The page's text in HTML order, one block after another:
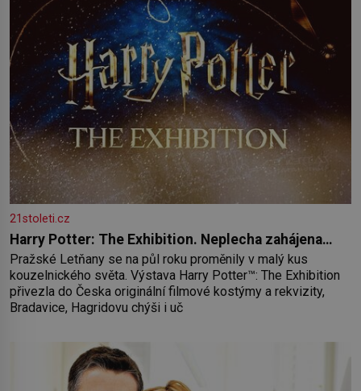
21stoleti.cz
Harry Potter: The Exhibition. Neplecha zahájena…
Pražské Letňany se na půl roku proměnily v malý kus
kouzelnického světa. Výstava Harry Potter™: The Exhibition
přivezla do Česka originální filmové kostýmy a rekvizity,
Bradavice, Hagridovu chýši i uč